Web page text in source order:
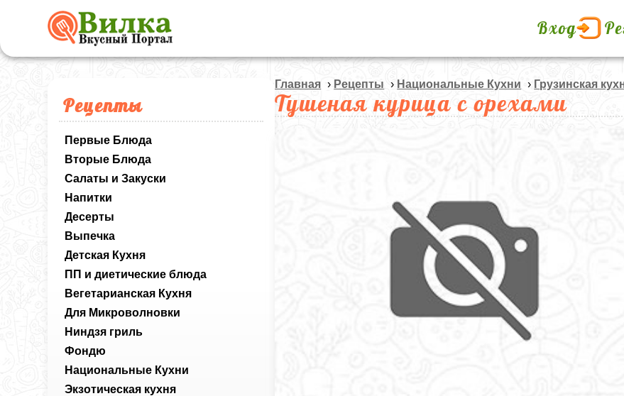
Вход
Рецепты
Первые Блюда
Вторые Блюда
Салаты и Закуски
Напитки
Десерты
Выпечка
Детская Кухня
ПП и диетические блюда
Вегетарианская Кухня
Для Микроволновки
Ниндзя гриль
Фондю
Национальные Кухни
Экзотическая кухня
Главная › Рецепты › Национальные Кухни › Грузинская
Тушеная курица с орехами